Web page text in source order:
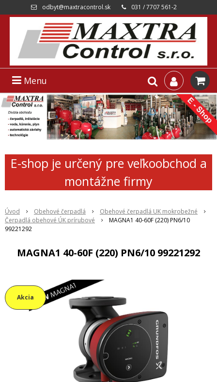
odbyt@maxtracontrol.sk 031 / 7707 561-2
Menu
E-shop je určený pre veľkoobchod a
montážne firmy
Úvod Obehové čerpadlá
Obehové čerpadlá UK mokrobežné
Čerpadlá obehové ÚK prírubové
MAGNA1 40-60F (220) PN6/10
99221292
MAGNA1 40-60F (220) PN6/10 99221292
Akcia